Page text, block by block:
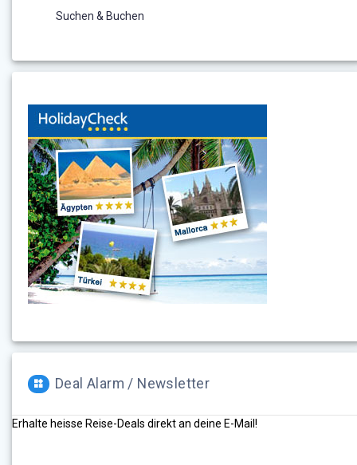
Suchen & Buchen
Deal Alarm / Newsletter
Erhalte heisse Reise-Deals direkt an deine E-Mail!